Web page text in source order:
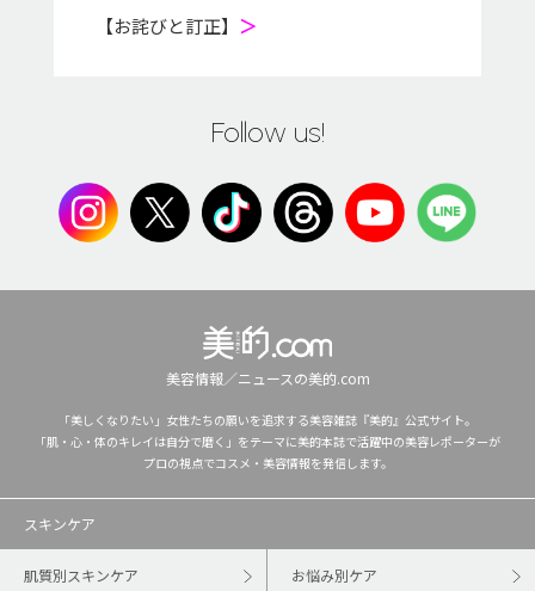
【お詫びと訂正】 ＞
Follow us!
美容情報／ニュースの美的.com
「美しくなりたい」女性たちの願いを追求する美容雑誌『美的』公式サイト。
「肌・心・体のキレイは自分で磨く」をテーマに美的本誌で活躍中の美容レポーターが
プロの視点でコスメ・美容情報を発信します。
スキンケア
肌質別スキンケア お悩み別ケア